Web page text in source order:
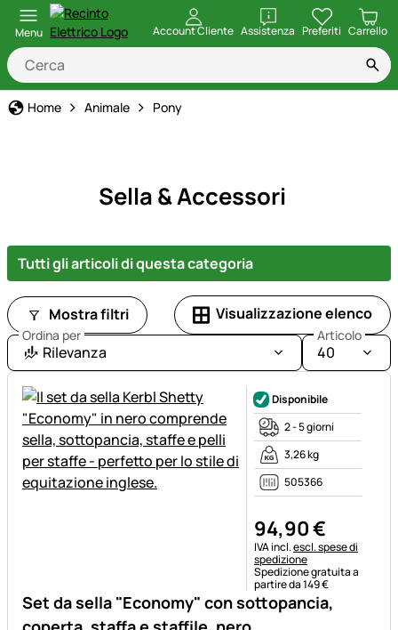
Menu Account Cliente Assistenza
apri Preferiti Carrello
Home Animale Pony
Sella & Accessori
Tutti gli articoli di questa categoria
Mostra filtri Visualizzazione elenco
Ordina per
Rilevanza
Articolo
40
Set da sella "Economy" con sottopancia,
Disponibile
2 - 5 giorni
3,26 kg
505366
94,90€
Informazioni fiscali:
IVA incl.escl. spese di
spedizione
Spedizione gratuita a
partire da 149 €